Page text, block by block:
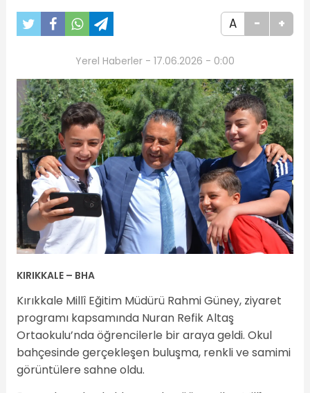
A - +
Yerel Haberler - 17.06.2026 - 0:00
KIRIKKALE – BHA
Kırıkkale Millî Eğitim Müdürü Rahmi Güney, ziyaret
programı kapsamında Nuran Refik Altaş
Ortaokulu’nda öğrencilerle bir araya geldi. Okul
bahçesinde gerçekleşen buluşma, renkli ve samimi
görüntülere sahne oldu.